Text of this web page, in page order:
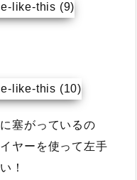
塞がっているの
ヤーを使って左手
！